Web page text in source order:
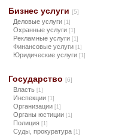
Бизнес услуги [5]
Деловые услуги [1]
Охранные услуги [1]
Рекламные услуги [1]
Финансовые услуги [1]
Юридические услуги [1]
Государство [6]
Власть [1]
Инспекции [1]
Организации [1]
Органы юстиции [1]
Полиция [1]
Суды, прокуратура [1]